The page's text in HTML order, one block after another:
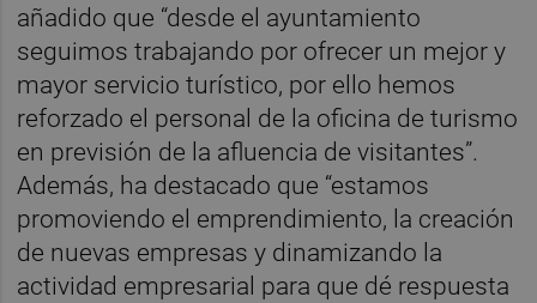
añadido que “desde el ayuntamiento
seguimos trabajando por ofrecer un mejor y
mayor servicio turístico, por ello hemos
reforzado el personal de la oficina de turismo
en previsión de la afluencia de visitantes”.
Además, ha destacado que “estamos
promoviendo el emprendimiento, la creación
de nuevas empresas y dinamizando la
actividad empresarial para que dé respuesta